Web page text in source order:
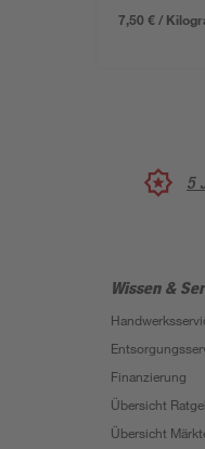
7,50 € /
5
Wissen &
Finanzierung
Übersicht
Übersicht